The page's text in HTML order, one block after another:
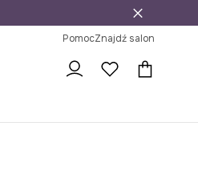
PomocZnajdź salon